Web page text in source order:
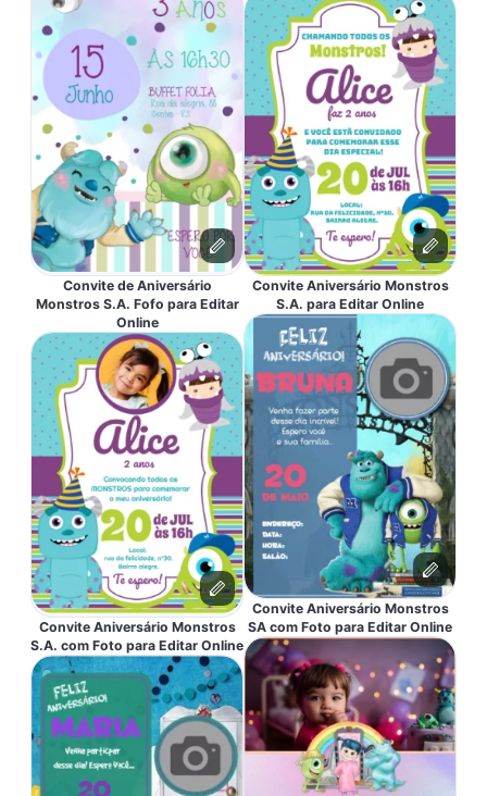
Convite de Aniversário
Monstros S.A. Fofo para Editar
Online
Convite Aniversário Monstros
S.A. com Foto para Editar Online
Convite Aniversário Monstros
S.A. para Editar Online
Convite Aniversário Monstros
SA com Foto para Editar Online